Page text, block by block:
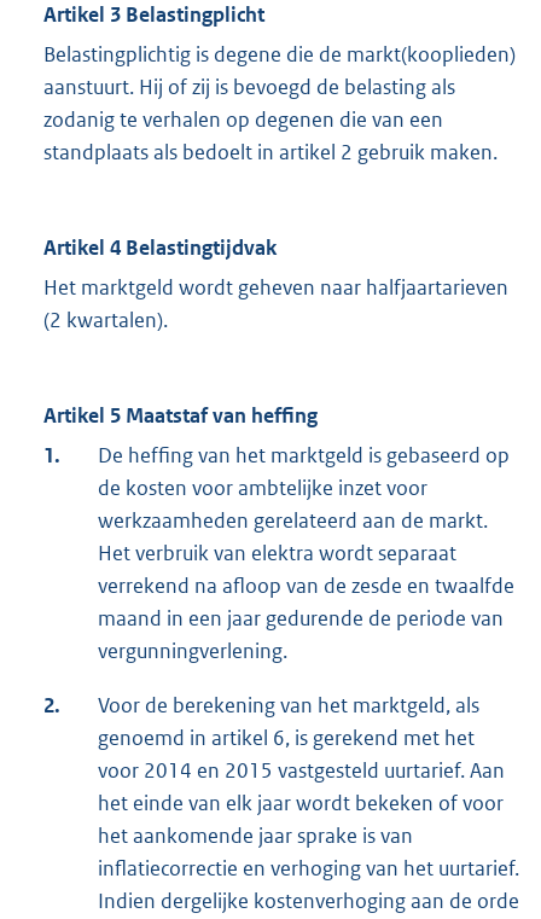
Artikel 3 Belastingplicht
Belastingplichtig is degene die de markt(kooplieden)
aanstuurt. Hij of zij is bevoegd de belasting als
zodanig te verhalen op degenen die van een
standplaats als bedoelt in artikel 2 gebruik maken.
Artikel 4 Belastingtijdvak
Het marktgeld wordt geheven naar halfjaartarieven
(2 kwartalen).
Artikel 5 Maatstaf van heffing
1.
De heffing van het marktgeld is gebaseerd op
de kosten voor ambtelijke inzet voor
werkzaamheden gerelateerd aan de markt.
Het verbruik van elektra wordt separaat
verrekend na afloop van de zesde en twaalfde
maand in een jaar gedurende de periode van
vergunningverlening.
2.
Voor de berekening van het marktgeld, als
genoemd in artikel 6, is gerekend met het
voor 2014 en 2015 vastgesteld uurtarief. Aan
het einde van elk jaar wordt bekeken of voor
het aankomende jaar sprake is van
inflatiecorrectie en verhoging van het uurtarief.
Indien dergelijke kostenverhoging aan de orde